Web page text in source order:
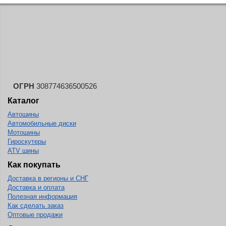
Race Ready
Rapid
Replay
Rial
Roner
RW Wheels
ОГРН 308774636500526
Каталог
Автошины
Автомобильные диски
Мотошины
Гироскутеры
ATV шины
Как покупать
Доставка в регионы и СНГ
Доставка и оплата
Полезная информация
Как сделать заказ
Оптовые продажи